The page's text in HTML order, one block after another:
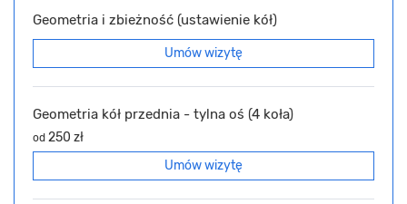
Geometria i zbieżność (ustawienie kół)
Umów wizytę
Geometria kół przednia - tylna oś (4 koła)
od 250 zł
Umów wizytę